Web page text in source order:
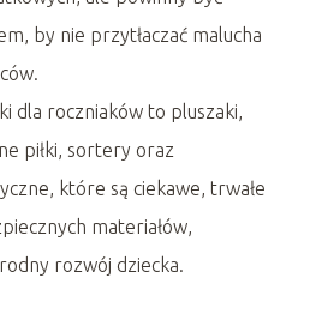
by nie przytłaczać malucha
dla roczniaków to pluszaki,
piłki, sortery oraz
które są ciekawe, trwałe
materiałów,
rozwój dziecka.